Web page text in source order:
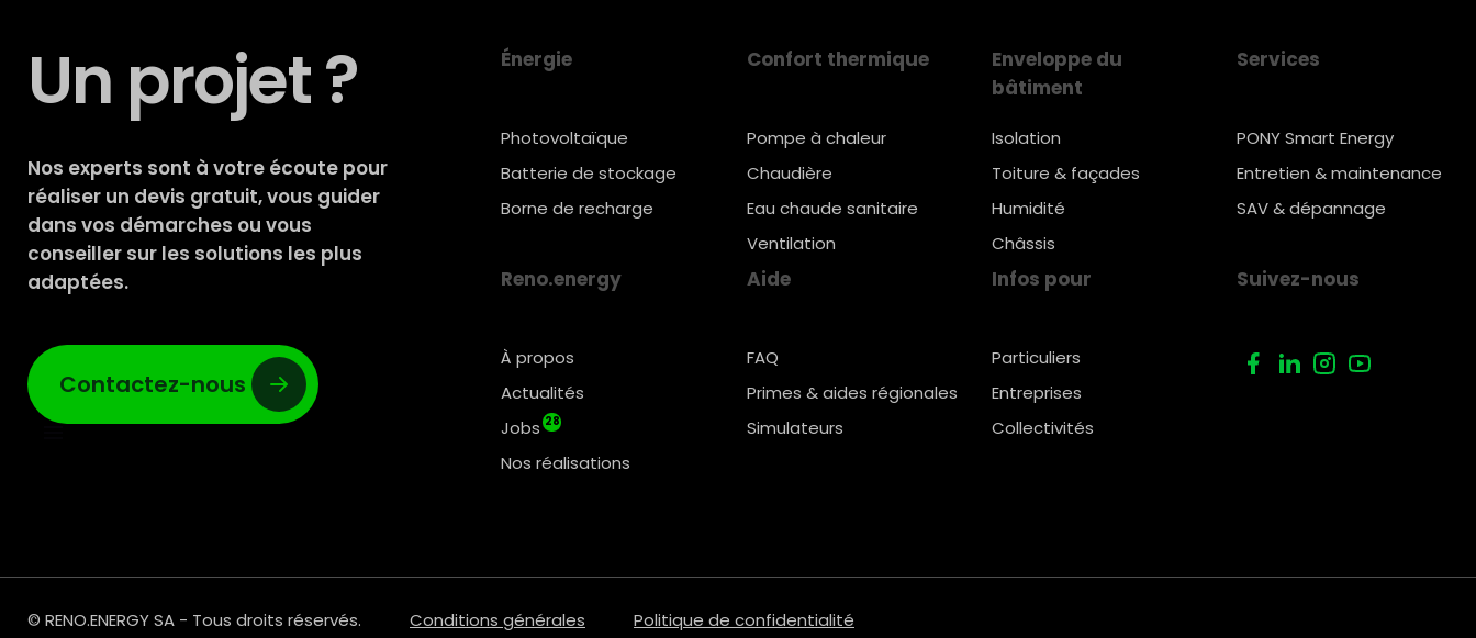
Un projet ?
Nos experts sont à votre écoute pour
réaliser un devis gratuit, vous guider
dans vos démarches ou vous
conseiller sur les solutions les plus
adaptées.
Contactez-nous
Énergie
Photovoltaïque
Batterie de stockage
Borne de recharge
Confort thermique
Pompe à chaleur
Chaudière
Eau chaude sanitaire
Ventilation
Enveloppe du
bâtiment
Isolation
Toiture & façades
Humidité
Châssis
Services
PONY Smart Energy
Entretien & maintenance
SAV & dépannage
Reno.energy
À propos
Actualités
Jobs 28
Nos réalisations
Aide
FAQ
Primes & aides régionales
Simulateurs
Infos pour
Particuliers
Entreprises
Collectivités
Suivez-nous
© RENO.ENERGY SA - Tous droits réservés. Conditions générales Politique de confidentialité